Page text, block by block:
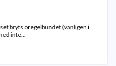
bryts oregelbundet (vanligen i
inte...